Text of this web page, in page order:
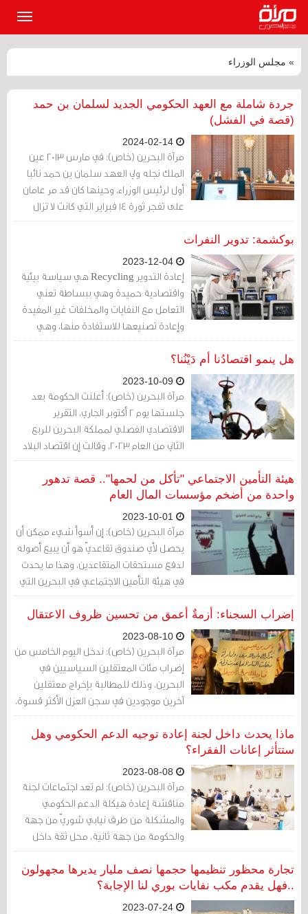
» مجلس الوزراء
جردة شاملة مع العهد الحكومي الجديد لسلمان بن حمد
(قصة في الفشل)
مرآة البحرين (خاص): في مارس 2013 عين
الملك نجله ولي العهد سلمان بن حمد نائبا
أول لرئيس الوزراء، وحينها كان قد مر عامان
على تفجر ثورة 14 فبراير التي كانت لا تزال
ملتهبة في الشارع.
بوكشمة: تدوير النفرات
إعادة التدوير Recycling هي سياسة بيئية
واقتصادية حميدة وهي ببساطة تعني
التعامل مع النفايات والمخلفات غير المفيدة
وإعادة تصنيعها للاستفادة منها، وهي
سياسة نجدها في كل مكان ولكن مملكة
البحرين تنفرد دون غيرها من الدول على
كوكب الأرض بإعادة تدوير البشر وكما أطلق
عليها بو كشمة بـ"تدوير النفرات".
هل ينمو اقتصادُنا أم دَيْنُنا؟
مرآة البحرين (خاص): أعلنت الحكومة بعد
جلستها يوم 2 أكتوبر الجاري، التقرير
الاقتصادي الفصلي لمملكة البحرين للربع
الثاني من العام 2023، وقالت إن اقتصاد البلاد
سجل نمواً إجمالياً بنسبة 2 %.
هيئة التأمين الاجتماعي "تأكل من لحمها".. قصة تدهور
واحدة من أضخم مؤسسات المال العام
مرآة البحرين (خاص): إن أسوأ شيء ممكن أن
يحصل لأي صندوق تقاعديّ هو أن يبيع أصوله
لدفع مستحقات المتقاعدين، وهذا ما يحدث
في هيئة التأمين الاجتماعي في البحرين التي
بات وضعها يحتاج لإصلاح عاجل، إنها الهيئة
التي تمتلك أموالا طائلة تجمعها عبر
استقطاعات من رواتب البحرينيين، لكنها تعاني
من فشل إداري وتصرفات تخضع لمزاج
القابضين على السلطة والثروة في البلد.
إضراب السجناء: أزمةٌ أعمق من تحسين ظروف الاعتقال
مرآة البحرين (خاص): ندخل اليوم الخامس من
إضراب مئات المعتقلين السياسيين في
البحرين، وذلك للمطالبة بإخراج معتقلين
آخرين موجودين في سجن العزل الأكثر قسوة،
وللمطالبة كذلك بحقوق إنسانية مثل فتح
بوابات الزنازين، وتحسين الطعام، ورفض
سياسة الإهمال الطبي في السجون وموت
المعتقلين المرضى.
ماذا يحدث داخل لجنة إعادة توجيه الدعم الحكومي وهل
ستتأثر إعانات الفقراء؟
مرآة البحرين (خاص): لم تعد اجتماعات لجنة
مناقشة إعادة هيكلة الدعم الحكومي
والمشكلة من طرف نيابي شوريّ من جهة
والحكومة من جهة ثانية، محل ثقة داخل
البرلمان نفسه فضلا عن الثقة المعدومة من
جهة المواطنين.
تجارة محظور تنظيمها حجمها نصف مليار يديرها مجهولون
..فهل يقدم مكب نفايات بوري لنا الإجابة؟